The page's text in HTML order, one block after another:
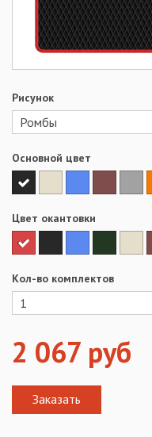
Рисунок
Основной цвет
Цвет окантовки
Кол-во комплектов
2 067 руб